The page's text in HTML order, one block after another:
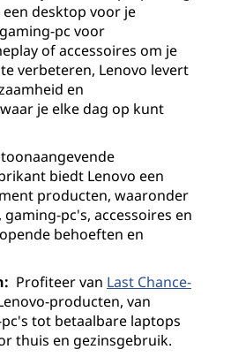
desktop voor je
pc voor
of accessoires om je
verbeteren, Lenovo levert
en
je elke dag op kunt
biedt Lenovo een
producten, waaronder
pc's, accessoires en
behoeften en
Profiteer van Last Chance-
producten, van
tot betaalbare laptops
thuis en gezinsgebruik.